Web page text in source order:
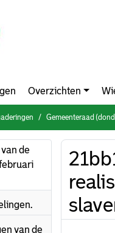
Overzichten
Gemeenteraad
de
van de